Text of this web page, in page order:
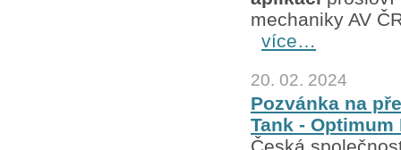
mechaniky AV
více…
20. 02. 2024
Pozvánka na
Tank -
Česká